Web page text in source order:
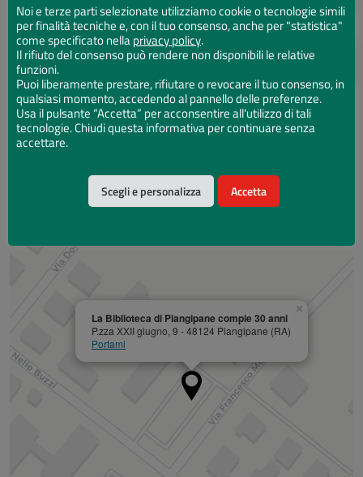
28
MAG
19:00 - Fine evento
Aggiungi al calendario
La Biblioteca di Piangipane compie 30 anni
P.zza XXII giugno, 9 - 48124 Piangipane (RA)
Portami
×
Noi e terze parti selezionate utilizziamo cookie o tecnologie simili
per finalità tecniche e, con il tuo consenso, anche per "statistica"
come specificato nellaprivacy policy.
Il rifiuto del consenso può rendere non disponibili le relative
funzioni.
Puoi liberamente prestare, rifiutare o revocare il tuo consenso, in
qualsiasi momento, accedendo al pannello delle preferenze.
Usa il pulsante “Accetta” per acconsentire all'utilizzo di tali
tecnologie. Chiudi questa informativa per continuare senza
accettare.
Scegli e personalizza Accetta